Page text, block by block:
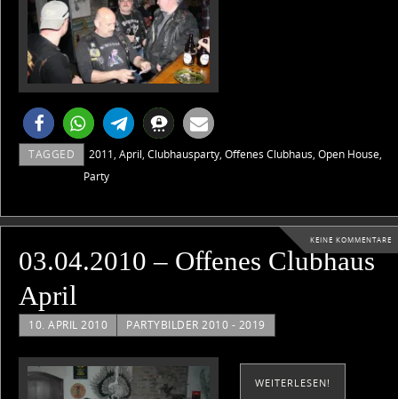
TAGGED 2011,April,Clubhausparty,Offenes Clubhaus,Open House,
Party
KEINE KOMMENTARE
03.04.2010 – Offenes Clubhaus
April
10. APRIL 2010 PARTYBILDER 2010 - 2019
WEITERLESEN!